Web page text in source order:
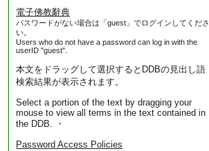
電子佛教辭典
パスワードがない場合は「guest」でログインしてくださ
い。
Users who do not have a password can log in with the
userID "guest".
本文をドラッグして選択するとDDBの見出し語
検索結果が表示されます。
Select a portion of the text by dragging your
mouse to view all terms in the text contained in
the DDB. ・
Password Access Policies